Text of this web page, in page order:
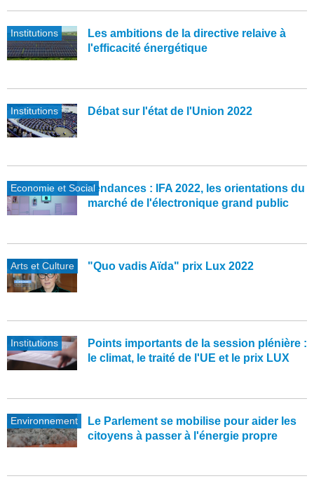
Institutions
Les ambitions de la directive relaive à
l'efficacité énergétique
Institutions Débat sur l'état de l'Union 2022
Economie et SocialTendances : IFA 2022, les orientations du
marché de l'électronique grand public
Arts et Culture "Quo vadis Aïda" prix Lux 2022
Institutions
Points importants de la session plénière :
le climat, le traité de l'UE et le prix LUX
Environnement
Le Parlement se mobilise pour aider les
citoyens à passer à l'énergie propre